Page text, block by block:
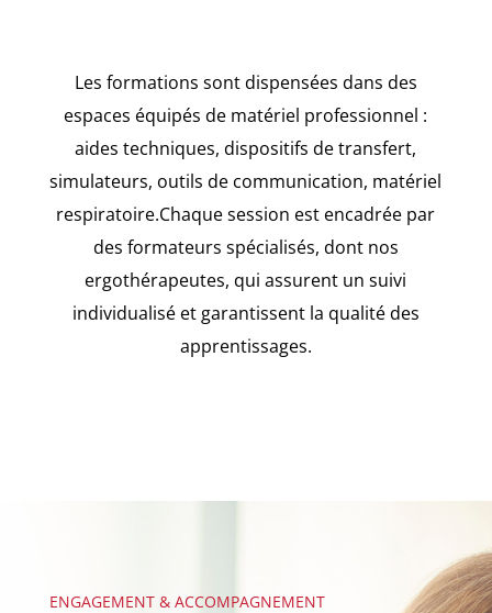
Les formations sont dispensées dans des
espaces équipés de matériel professionnel :
aides techniques, dispositifs de transfert,
simulateurs, outils de communication, matériel
respiratoire.Chaque session est encadrée par
des formateurs spécialisés, dont nos
ergothérapeutes, qui assurent un suivi
individualisé et garantissent la qualité des
apprentissages.
ENGAGEMENT & ACCOMPAGNEMENT